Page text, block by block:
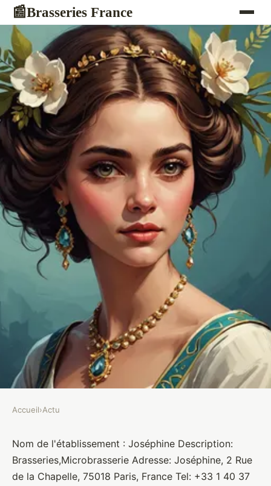
📰Brasseries France
Joséphine
Brasseurs•10 janvier 2022•1 min de lecture
Accueil›Actu
Nom de l'établissement : Joséphine Description:
Brasseries,Microbrasserie Adresse: Joséphine, 2 Rue
de la Chapelle, 75018 Paris, France Tel: +33 1 40 37